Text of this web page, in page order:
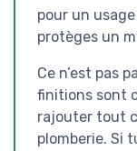
pour un
protèges un
Ce n’est pas
finitions sont
rajouter tout
plomberie. Si